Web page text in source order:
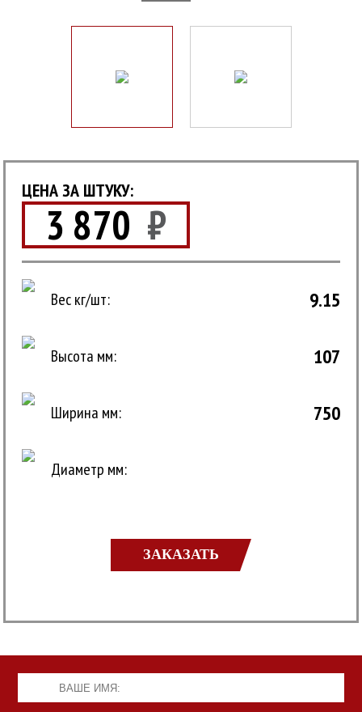
ЦЕНА ЗА ШТУКУ:
3 870 ₽
Вес кг/шт: 9.15
Высота мм: 107
Ширина мм: 750
Диаметр мм:
ЗАКАЗАТЬ